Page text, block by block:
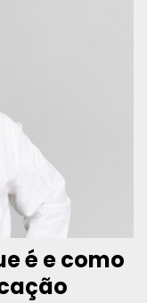
é e como